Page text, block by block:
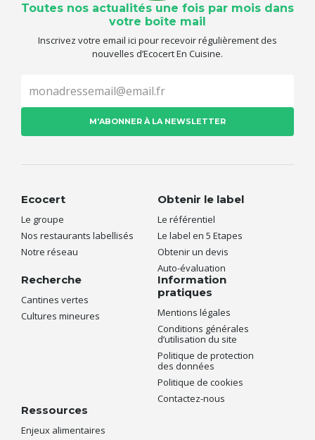
Toutes nos actualités une fois par mois dans
votre boîte mail
Inscrivez votre email ici pour recevoir régulièrement des
nouvelles d’Ecocert En Cuisine.
Ecocert
Le groupe
Nos restaurants labellisés
Notre réseau
Obtenir le label
Le référentiel
Le label en 5 Etapes
Obtenir un devis
Auto-évaluation
Recherche
Cantines vertes
Cultures mineures
Information
pratiques
Mentions légales
Conditions générales
d’utilisation du site
Politique de protection
des données
Politique de cookies
Contactez-nous
Ressources
Enjeux alimentaires